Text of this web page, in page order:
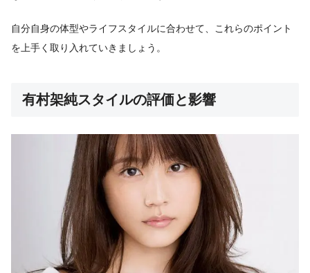
自分自身の体型やライフスタイルに合わせて、これらのポイント
を上手く取り入れていきましょう。
有村架純スタイルの評価と影響